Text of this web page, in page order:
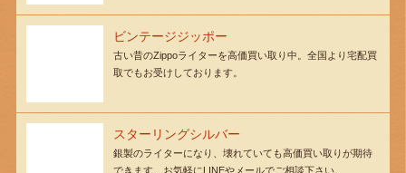
ビンテージジッポー
古い昔のZippoライターを高価買い取り中。全国より宅配買
取でもお受けしております。
スターリングシルバー
銀製のライターになり、壊れていても高価買い取りが期待
できます。お気軽にLINEやメールでご相談下さい。